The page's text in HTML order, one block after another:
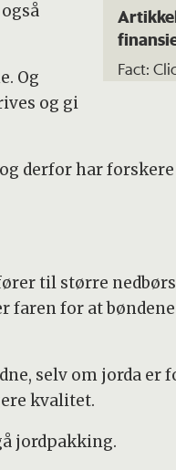
Fact:
Og
og gi
derfor har
til større
for at
selv om jorda er
kvalitet.
jordpakking.